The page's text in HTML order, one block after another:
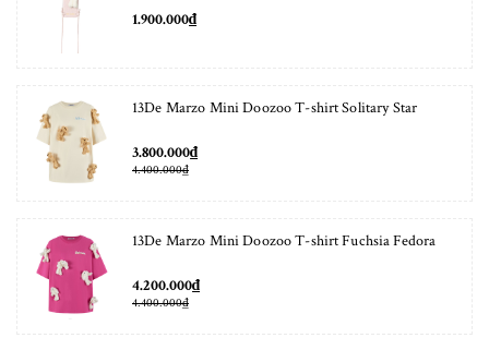
1.900.000₫
13De Marzo Mini Doozoo T-shirt Solitary Star
3.800.000₫
4.400.000₫
13De Marzo Mini Doozoo T-shirt Fuchsia Fedora
4.200.000₫
4.400.000₫